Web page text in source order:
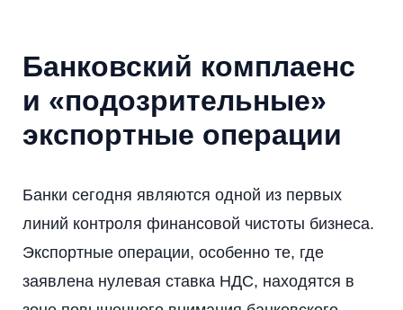
Банковский комплаенс
и «подозрительные»
экспортные операции
Банки сегодня являются одной из первых
линий контроля финансовой чистоты бизнеса.
Экспортные операции, особенно те, где
заявлена нулевая ставка НДС, находятся в